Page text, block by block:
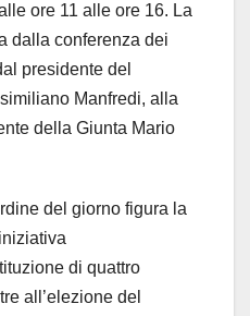
ore 11 alle ore 16. La
dalla conferenza dei
presidente del
Manfredi, alla
della Giunta Mario
del giorno figura la
di quattro
all’elezione del